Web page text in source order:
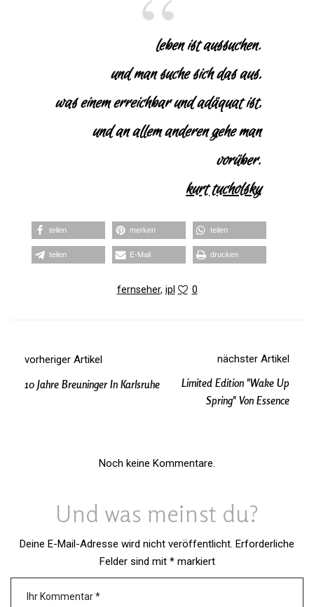
leben ist aussuchen.
und man suche sich das aus,
was einem erreichbar und adäquat ist,
und an allem anderen gehe man
vorüber.
kurt tucholsky
teilen merken teilen
teilen E‑Mail dru­cken
fernseher, ipl 0
vorheriger Artikel
10 Jahre Breuninger In Karlsruhe
nächster Artikel
Limited Edition "wake Up
Spring" Von Essence
Noch keine Kommentare.
Und was meinst du?
Deine E-Mail-Adresse wird nicht veröffentlicht. Erforderliche
Felder sind mit *markiert